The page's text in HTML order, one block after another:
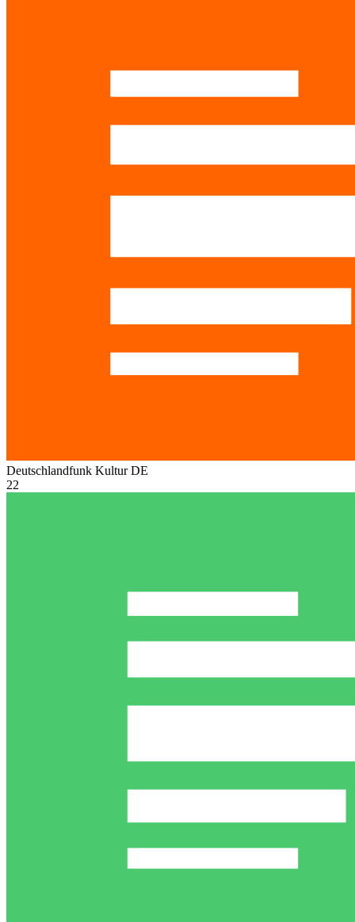
Deutschlandfunk Kultur DE
22